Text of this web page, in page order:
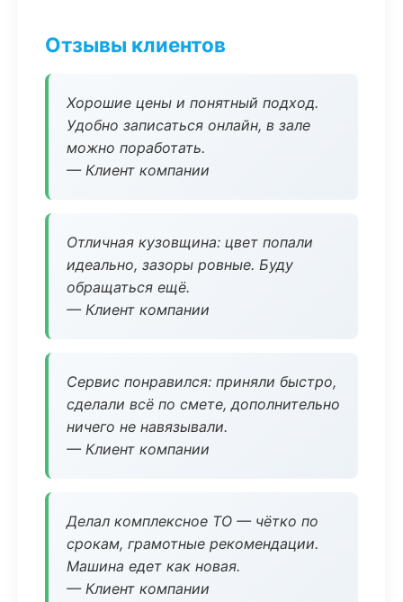
Отзывы клиентов
Хорошие цены и понятный подход.
Удобно записаться онлайн, в зале
можно поработать.
— Клиент компании
Отличная кузовщина: цвет попали
идеально, зазоры ровные. Буду
обращаться ещё.
— Клиент компании
Сервис понравился: приняли быстро,
сделали всё по смете, дополнительно
ничего не навязывали.
— Клиент компании
Делал комплексное ТО — чётко по
срокам, грамотные рекомендации.
Машина едет как новая.
— Клиент компании